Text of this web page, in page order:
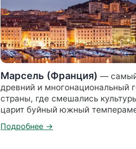
Марсель (Франция) —
древний и многонациональный
страны, где смешались
царит буйный южный